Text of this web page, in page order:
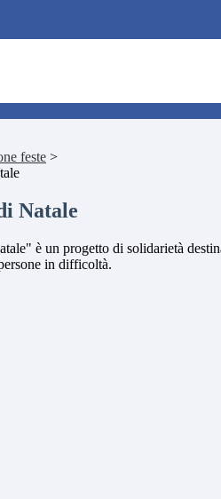
feste >
Natale
è un progetto di solidarietà
in difficoltà.